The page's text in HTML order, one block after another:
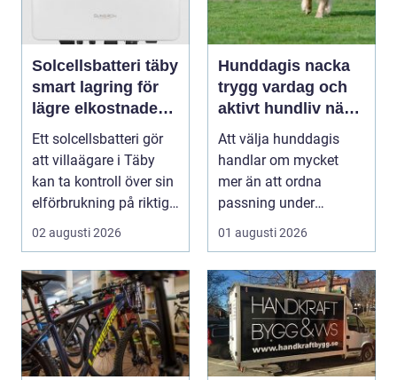
Solcellsbatteri täby
smart lagring för
lägre elkostnader
året runt
Ett solcellsbatteri gör
att villaägare i Täby
kan ta kontroll över sin
elförbrukning på riktigt.
Gen...
02 augusti 2026
Hunddagis nacka
trygg vardag och
aktivt hundliv nära
stan
Att välja hunddagis
handlar om mycket
mer än att ordna
passning under
arbetsdagen. För
01 augusti 2026